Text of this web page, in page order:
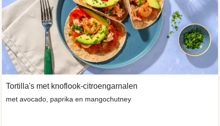
Tortilla's met knoflook-citroengarnalen
met avocado, paprika en mangochutney